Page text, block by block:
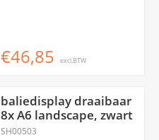
€46,85 excl.BTW
baliedisplay draaibaar
8x A6 landscape, zwart
SH00503